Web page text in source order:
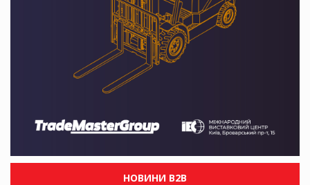
НОВИНИ B2B